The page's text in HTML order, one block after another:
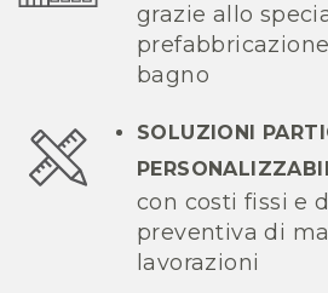
grazie allo
bagno
SOLUZIONI
con costi fissi e
preventiva di
lavorazioni